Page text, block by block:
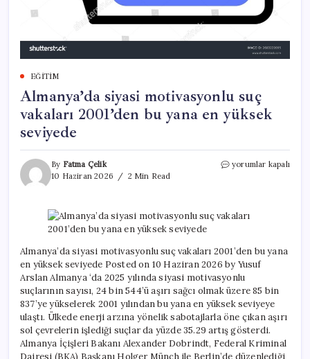
EĞITIM
Almanya’da siyasi motivasyonlu suç
vakaları 2001’den bu yana en yüksek
seviyede
By Fatma Çelik
10 Haziran 2026
2 Min Read
Almanya’da
vakaları
2001’den
yana
en
yüksek
seviyede
için
yorumlar kapalı
Almanya’da siyasi motivasyonlu suç vakaları 2001’den bu yana
en yüksek seviyede Posted on 10 Haziran 2026 by Yusuf
Arslan Almanya ‘da 2025 yılında siyasi motivasyonlu
suçlarının sayısı, 24 bin 544’ü aşırı sağcı olmak üzere 85 bin
837’ye yükselerek 2001 yılından bu yana en yüksek seviyeye
ulaştı. Ülkede enerji arzına yönelik sabotajlarla öne çıkan aşırı
sol çevrelerin işlediği suçlar da yüzde 35.29 artış gösterdi.
Almanya İçişleri Bakanı Alexander Dobrindt, Federal Kriminal
Dairesi (BKA) Başkanı Holger Münch ile Berlin’de düzenlediği